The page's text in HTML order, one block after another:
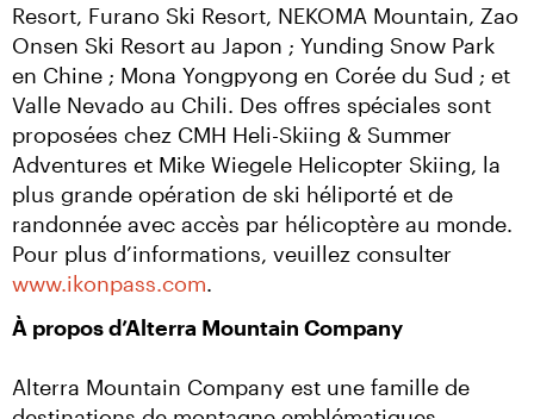
Resort, Furano Ski Resort, NEKOMA Mountain, Zao
Onsen Ski Resort au Japon ; Yunding Snow Park
en Chine ; Mona Yongpyong en Corée du Sud ; et
Valle Nevado au Chili. Des offres spéciales sont
proposées chez CMH Heli-Skiing & Summer
Adventures et Mike Wiegele Helicopter Skiing, la
plus grande opération de ski héliporté et de
randonnée avec accès par hélicoptère au monde.
www.ikonpass.com.
À propos d’Alterra Mountain Company
Alterra Mountain Company est une famille de